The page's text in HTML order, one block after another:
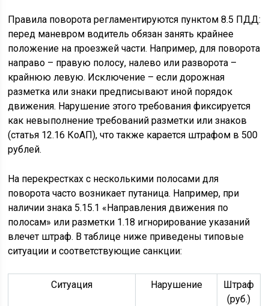
Правила поворота регламентируются пунктом 8.5 ПДД:
перед маневром водитель обязан занять крайнее
положение на проезжей части. Например, для поворота
направо – правую полосу, налево или разворота –
крайнюю левую. Исключение – если дорожная
разметка или знаки предписывают иной порядок
движения. Нарушение этого требования фиксируется
как невыполнение требований разметки или знаков
(статья 12.16 КоАП), что также карается штрафом в 500
рублей.
На перекрестках с несколькими полосами для
поворота часто возникает путаница. Например, при
наличии знака 5.15.1 «Направления движения по
полосам» или разметки 1.18 игнорирование указаний
влечет штраф. В таблице ниже приведены типовые
ситуации и соответствующие санкции:
Ситуация Нарушение
Штраф
(руб.)